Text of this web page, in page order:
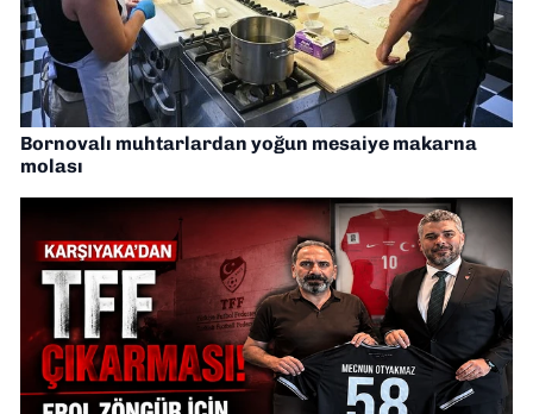
Bornovalı muhtarlardan yoğun mesaiye makarna
molası